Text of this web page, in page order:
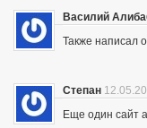
Василий
Также написал
Степан
Еще один сайт